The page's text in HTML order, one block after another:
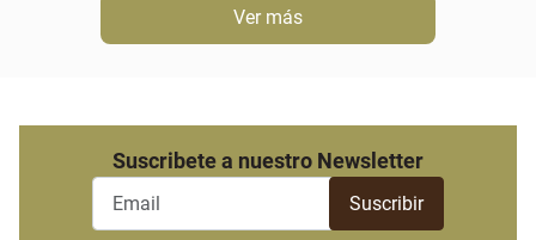
Ver más
Suscribete a nuestro Newsletter